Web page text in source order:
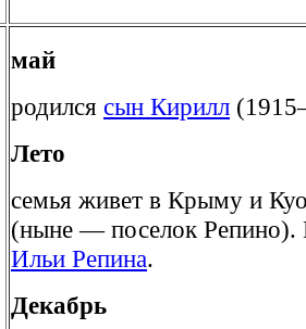
май
родился сын Кирилл
Лето
семья живет в Крыму и
(ныне — поселок Репино).
Ильи Репина.
Декабрь